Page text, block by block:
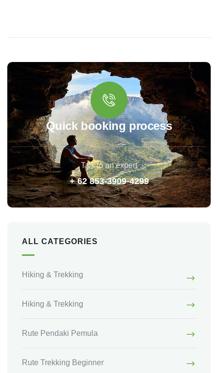
Quick booking process
Talk to an expert
+ 62 853-3909-4299
ALL CATEGORIES
Hiking & Trekking
Hiking & Trekking
Rute Pendaki Pemula
Rute Trekking Beginner